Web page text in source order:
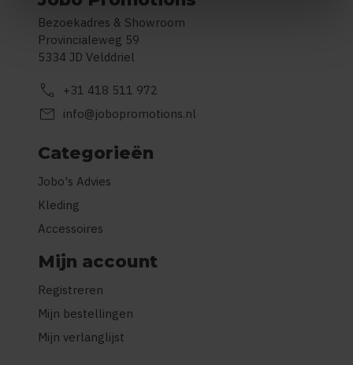
Bezoekadres & Showroom
Provincialeweg 59
5334 JD Velddriel
call +31 418 511 972
mail info@jobopromotions.nl
Categorieën
Jobo's Advies
Kleding
Accessoires
Mijn account
Registreren
Mijn bestellingen
Mijn verlanglijst